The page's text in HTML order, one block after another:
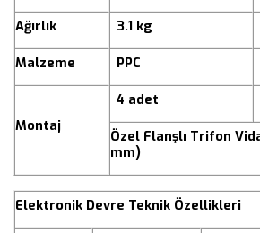
Ağırlık 3.1 kg
Malzeme PPC
Montaj
4 adet
Özel Flanşlı Trifon
mm)
Elektronik Devre Teknik Özellikleri